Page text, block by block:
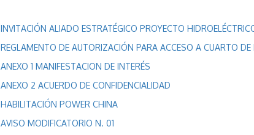
INVITACIÓN ALIADO ESTRATÉGICO PROYECTO
REGLAMENTO DE AUTORIZACIÓN PARA ACCESO A CUARTO DE
ANEXO 1 MANIFESTACION DE INTERÉS
ANEXO 2 ACUERDO DE CONFIDENCIALIDAD
HABILITACIÓN POWER CHINA
AVISO MODIFICATORIO N. 01